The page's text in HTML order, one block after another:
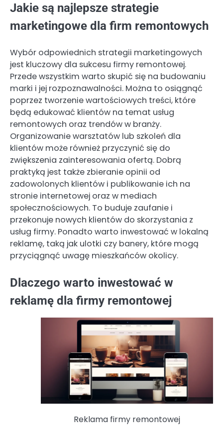
Jakie są najlepsze strategie
marketingowe dla firm remontowych
Wybór odpowiednich strategii marketingowych
jest kluczowy dla sukcesu firmy remontowej.
Przede wszystkim warto skupić się na budowaniu
marki i jej rozpoznawalności. Można to osiągnąć
poprzez tworzenie wartościowych treści, które
będą edukować klientów na temat usług
remontowych oraz trendów w branży.
Organizowanie warsztatów lub szkoleń dla
klientów może również przyczynić się do
zwiększenia zainteresowania ofertą. Dobrą
praktyką jest także zbieranie opinii od
zadowolonych klientów i publikowanie ich na
stronie internetowej oraz w mediach
społecznościowych. To buduje zaufanie i
przekonuje nowych klientów do skorzystania z
usług firmy. Ponadto warto inwestować w lokalną
reklamę, taką jak ulotki czy banery, które mogą
przyciągnąć uwagę mieszkańców okolicy.
Dlaczego warto inwestować w
reklamę dla firmy remontowej
Reklama firmy remontowej